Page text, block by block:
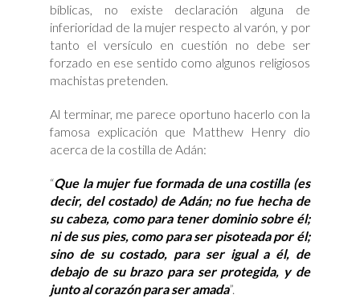
bíblicas, no existe declaración alguna de
inferioridad de la mujer respecto al varón, y por
tanto el versículo en cuestión no debe ser
forzado en ese sentido como algunos religiosos
machistas pretenden.
Al terminar, me parece oportuno hacerlo con la
famosa explicación que Matthew Henry dio
acerca de la costilla de Adán:
“Que la mujer fue formada de una costilla (es
decir, del costado) de Adán; no fue hecha de
su cabeza, como para tener dominio sobre él;
ni de sus pies, como para ser pisoteada por él;
sino de su costado, para ser igual a él, de
debajo de su brazo para ser protegida, y de
junto al corazón para ser amada”.